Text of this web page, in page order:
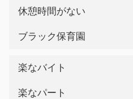
休憩時間がない
ブラック保育園
楽なバイト
楽なパート